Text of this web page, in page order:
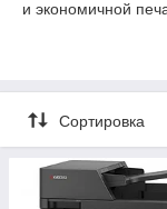
и экономичной
— это идеальный
компаний, которым
надежная техника
печати,
копирования и
факсов. Благодаря
Сортировка